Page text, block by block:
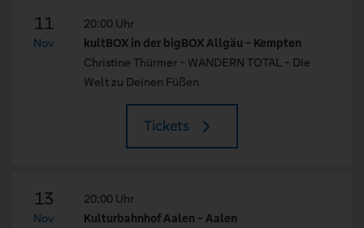
11
Nov
20:00 Uhr
kultBOX in der bigBOX Allgäu - Kempten
Christine Thürmer - WANDERN TOTAL - Die
Welt zu Deinen Füßen
Tickets
13
Nov
20:00 Uhr
Kulturbahnhof Aalen - Aalen